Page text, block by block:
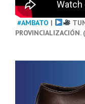
#AMBATO |